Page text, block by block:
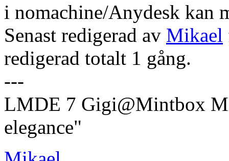
i nomachine/Anydesk kan
Senast redigerad av Mikael
redigerad totalt 1 gång.
---
LMDE 7 Gigi@Mintbox
elegance"